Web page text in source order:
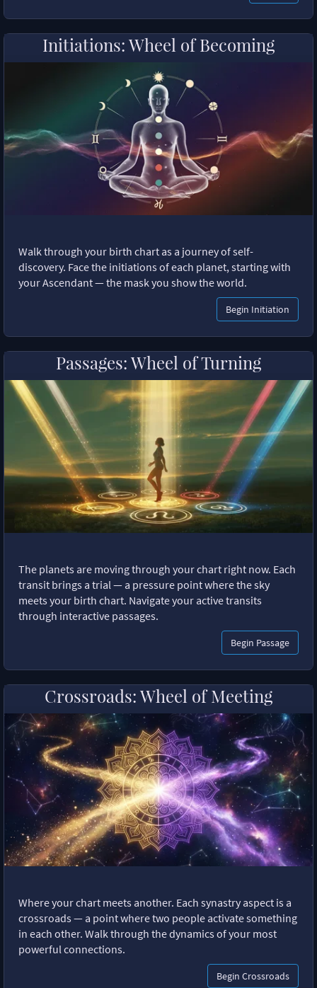
Initiations: Wheel of Becoming
Walk through your birth chart as a journey of self-
discovery. Face the initiations of each planet, starting with
your Ascendant — the mask you show the world.
Begin Initiation
Passages: Wheel of Turning
The planets are moving through your chart right now. Each
transit brings a trial — a pressure point where the sky
meets your birth chart. Navigate your active transits
through interactive passages.
Begin Passage
Crossroads: Wheel of Meeting
Where your chart meets another. Each synastry aspect is a
crossroads — a point where two people activate something
in each other. Walk through the dynamics of your most
powerful connections.
Begin Crossroads